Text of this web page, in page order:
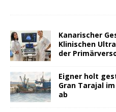
Kanarischer
Klinischen
der
Eigner holt
Gran Tarajal
ab